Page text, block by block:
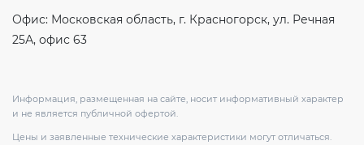
Офис: Московская область, г. Красногорск, ул. Речная
25А, офис 63
Информация, размещенная на сайте, носит информативный характер
и не является публичной офертой.
Цены и заявленные технические характеристики могут отличаться.